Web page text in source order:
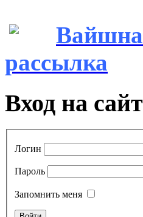
рассылка
Вход на сайт
Логин
Пароль
Запомнить меня